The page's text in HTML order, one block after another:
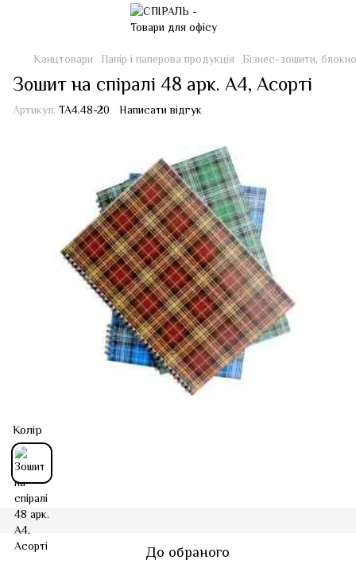
Канцтовари Папір і паперова продукція Бізнес-зошити,
Зошит на спіралі 48 арк. А4, Асорті
Артикул: ТА4.48-20 Написати відгук
Колір
До обраного